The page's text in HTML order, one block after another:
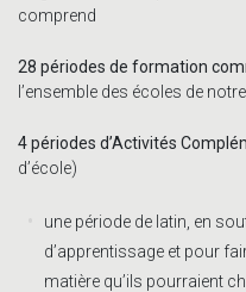
comprend
28 périodes de formation
l’ensemble des écoles de
4 périodes d’Activités
d’école)
une période de latin, en
d’apprentissage et pour
matière qu’ils pourraient